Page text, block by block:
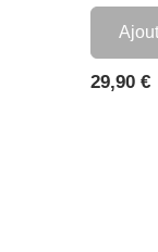
Prix
29,90 €